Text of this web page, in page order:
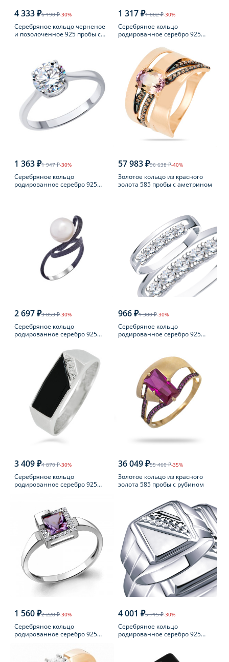
4 333 ₽6 190 ₽-30%
Серебряное кольцо черненое
и позолоченное 925 пробы с
1 317 ₽1 882 ₽-30%
Серебряное кольцо
родированное серебро 925
1 363 ₽1 947 ₽-30%
Серебряное кольцо
родированное серебро 925
57 983 ₽96 638 ₽-40%
Золотое кольцо из красного
золота 585 пробы с аметрином
2 697 ₽3 853 ₽-30%
Серебряное кольцо
родированное серебро 925
966 ₽1 380 ₽-30%
Серебряное кольцо
родированное серебро 925
3 409 ₽4 870 ₽-30%
Серебряное кольцо
родированное серебро 925
36 049 ₽55 460 ₽-35%
Золотое кольцо из красного
золота 585 пробы с рубином
1 560 ₽2 228 ₽-30%
Серебряное кольцо
родированное серебро 925
4 001 ₽5 715 ₽-30%
Серебряное кольцо
родированное серебро 925